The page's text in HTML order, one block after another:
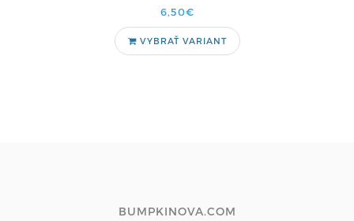
6,50€
VYBRAŤ VARIANT
BUMPKINOVA.COM